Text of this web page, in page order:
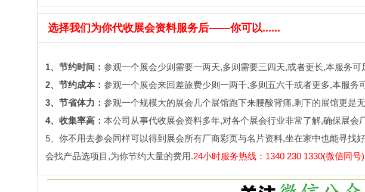
选择我们为你代收展会资料服务后——你可以......
1、节约时间： 参观一个展会少则需要一两天,多则需要三四天,或者更长,本服务
2、节约成本： 参观一个展会来回差旅费少则一两千,多则五六千或者更多,本服务
3、节省体力： 参观一个规模大的展会几个展馆跑下来腰酸背痛,剩下的展馆更是
4、收集率高： 本公司从事代收展会资料多年,对各个展会行业非常了解,确保展会
5、你不用去参会同样可以得到展会所有厂商彩页与名片资料,坐在家中也能寻找
会找产品选项目,为你节约大量的费用.24小时服务热线：1340 230 1330(微信同号)